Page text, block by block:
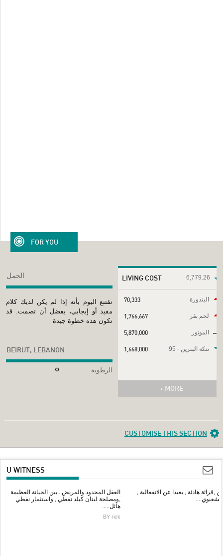
FOR YOU
الحمل
تقتنع اليوم بأنه إذا لم يكن لديك كلام
مفيد أو إيجابي، يفضل أن تصمت. قد
تكون هذه خطوة جيدة
BEIRUT, LEBANON
الرطوبة
LIVING COST 6,779.26
البندورة 70,333
لحم بقر 1,766,667
الموتور 5,870,000
تنكة البنزين - 95 1,668,000
+ MORE
CUSTOMISE THIS SECTION
U WITNESS
العقل المحدود والمريض...بين الخيانة العظيمة
,ومصلحة لبنان كبلد نفطي , واستثمار نفطي
هائل.....
BY rick
,قرائة هادئة , بعيدا عن الانفعالية ,
الشعبوي....